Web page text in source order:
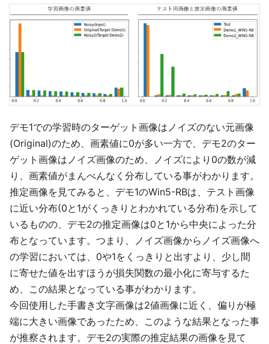
デモ1での学習時のターゲット画像はノイズのない元画像
(Original)のため、画素値に0が多い一方で、デモ2のター
ゲット画像はノイズ画像のため、ノイズにより0の数が減
り、画素値がまんべんなく分布している事がわかります。
推定画像を見てみると、デモ1のWin5-RBは、テスト画像
に近い分布(0と1がくっきりとわかれている分布)を示して
いるものの、デモ2の推定画像は0と1から中央によった分
布となっています。つまり、ノイズ画像からノイズ画像へ
の学習においては、0や1をくっきりと出すより、少し間
に寄せた値を出すほうが損失関数の最小化に寄与するた
め、この結果となっている事がわかります。
今回使用した手書き文字画像は2値画像に近く、偏りが極
端に大きい画像であったため、このような結果となった事
が推察されます。デモ2の実際の推定結果の画像を見て